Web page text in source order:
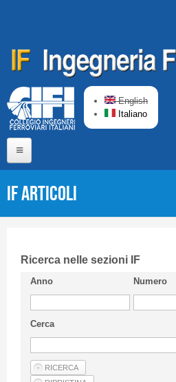
English
Italiano
CIFI in breve
Linee Guida
Privacy Policy
Articoli
IF Articoli
Ricerca nelle sezioni IF
Anno Numero
Cerca